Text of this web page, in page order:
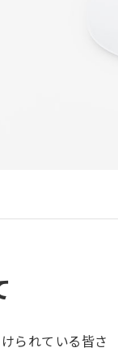
られている皆さ